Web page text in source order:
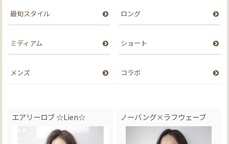
最旬スタイル ロング
ミディアム ショート
メンズ コラボ
エアリーロブ ☆Lien☆ ノーバング×ラフウェーブ